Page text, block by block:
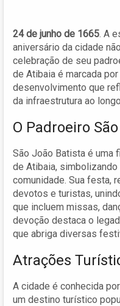
24 de junho de 1665. A
aniversário da cidade
celebração de seu
de Atibaia é marcada
desenvolvimento que
da infraestrutura ao
O Padroeiro
São João Batista é uma
de Atibaia,
comunidade. Sua festa,
devotos e turistas,
que incluem missas,
devoção destaca o
que abriga diversas
Atrações
A cidade é conhecida
um destino turístico